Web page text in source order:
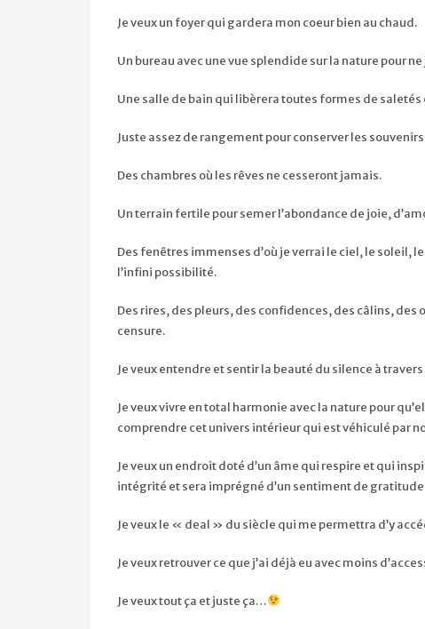
Je veux un foyer qui gardera mon coeur bien au chaud.
Un bureau avec une vue splendide sur la nature pour
Une salle de bain qui libèrera toutes formes de
Juste assez de rangement pour conserver les
Des chambres où les rêves ne cesseront jamais.
Un terrain fertile pour semer l’abondance de joie,
Des fenêtres immenses d’où je verrai le ciel, le soleil,
l’infini possibilité.
Des rires, des pleurs, des confidences, des câlins,
censure.
Je veux entendre et sentir la beauté du silence à
Je veux vivre en total harmonie avec la nature pour
comprendre cet univers intérieur qui est véhiculé par
Je veux un endroit doté d’un âme qui respire et qui
intégrité et sera imprégné d’un sentiment de
Je veux le « deal » du siècle qui me permettra d’y
Je veux retrouver ce que j’ai déjà eu avec moins
Je veux tout ça et juste ça…